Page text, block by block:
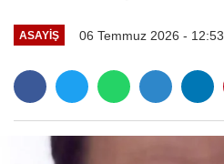
ASAYIŞ 06 Temmuz 2026 - 12:53